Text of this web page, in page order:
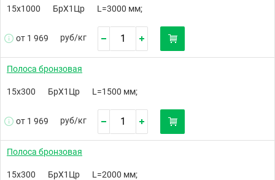
15х1000 БрХ1Цр L=3000 мм;
от 1 969 руб/кг
Полоса бронзовая
15х300 БрХ1Цр L=1500 мм;
от 1 969 руб/кг
Полоса бронзовая
15х300 БрХ1Цр L=2000 мм;